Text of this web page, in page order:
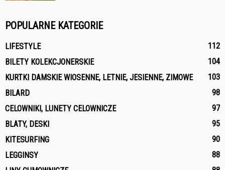
POPULARNE KATEGORIE
LIFESTYLE
112
BILETY KOLEKCJONERSKIE
104
KURTKI DAMSKIE WIOSENNE, LETNIE, JESIENNE, ZIMOWE
103
BILARD
98
CELOWNIKI, LUNETY CELOWNICZE
97
BLATY, DESKI
95
KITESURFING
90
LEGGINSY
88